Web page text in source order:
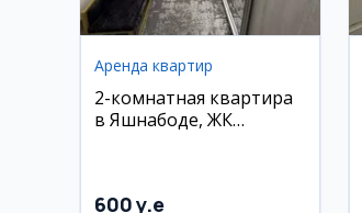
Аренда квартир
2-комнатная квартира
в Яшнабоде, ЖК
600 y.e